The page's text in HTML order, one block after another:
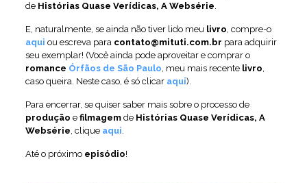
de Histórias Quase Verídicas, A Websérie.
E, naturalmente, se ainda não tiver lido meu livro, compre-o
aqui ou escreva para contato@mituti.com.br para adquirir
seu exemplar! (Você ainda pode aproveitar e comprar o
romance Órfãos de São Paulo, meu mais recente livro,
caso queira. Neste caso, é só clicar aqui).
Para encerrar, se quiser saber mais sobre o processo de
produção e filmagemde Histórias Quase Verídicas, A
Websérie, clique aqui.
Até o próximo episódio!